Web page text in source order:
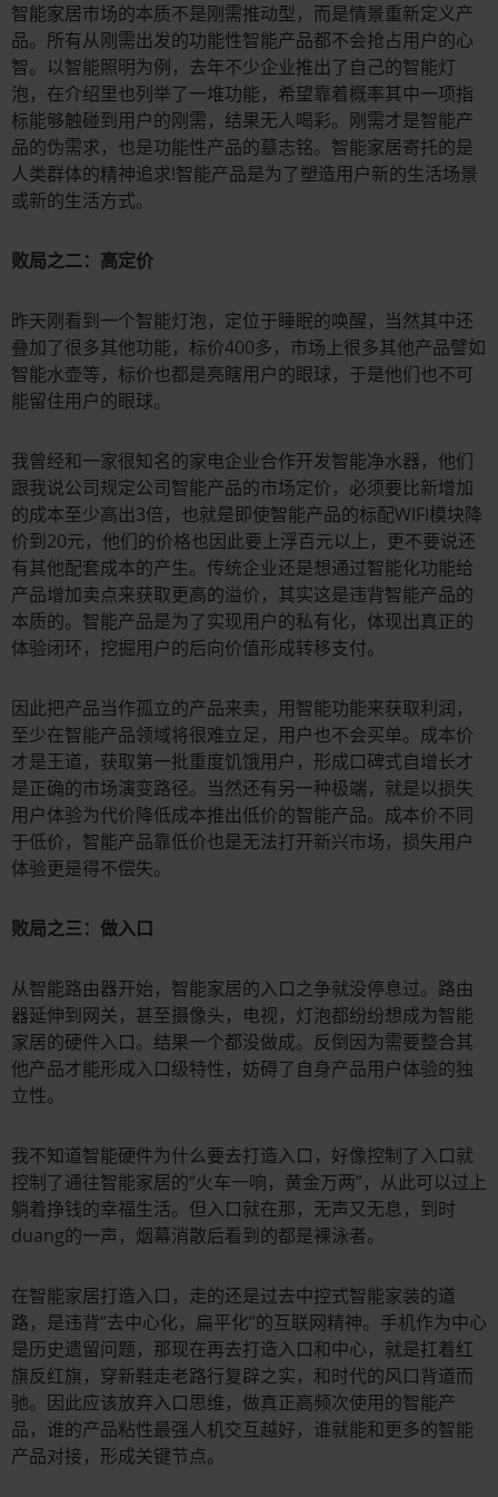
智能家居市场的本质不是刚需推动型，而是情景重新定义产
品。所有从刚需出发的功能性智能产品都不会抢占用户的心
智。以智能照明为例，去年不少企业推出了自己的智能灯
泡，在介绍里也列举了一堆功能，希望靠着概率其中一项指
标能够触碰到用户的刚需，结果无人喝彩。刚需才是智能产
品的伪需求，也是功能性产品的墓志铭。智能家居寄托的是
人类群体的精神追求!智能产品是为了塑造用户新的生活场景
或新的生活方式。
败局之二：高定价
昨天刚看到一个智能灯泡，定位于睡眠的唤醒，当然其中还
叠加了很多其他功能，标价400多，市场上很多其他产品譬如
智能水壶等，标价也都是亮瞎用户的眼球，于是他们也不可
能留住用户的眼球。
我曾经和一家很知名的家电企业合作开发智能净水器，他们
跟我说公司规定公司智能产品的市场定价，必须要比新增加
的成本至少高出3倍，也就是即使智能产品的标配WIFI模块降
价到20元，他们的价格也因此要上浮百元以上，更不要说还
有其他配套成本的产生。传统企业还是想通过智能化功能给
产品增加卖点来获取更高的溢价，其实这是违背智能产品的
本质的。智能产品是为了实现用户的私有化，体现出真正的
体验闭环，挖掘用户的后向价值形成转移支付。
因此把产品当作孤立的产品来卖，用智能功能来获取利润，
至少在智能产品领域将很难立足，用户也不会买单。成本价
才是王道，获取第一批重度饥饿用户，形成口碑式自增长才
是正确的市场演变路径。当然还有另一种极端，就是以损失
用户体验为代价降低成本推出低价的智能产品。成本价不同
于低价，智能产品靠低价也是无法打开新兴市场，损失用户
体验更是得不偿失。
败局之三：做入口
从智能路由器开始，智能家居的入口之争就没停息过。路由
器延伸到网关，甚至摄像头，电视，灯泡都纷纷想成为智能
家居的硬件入口。结果一个都没做成。反倒因为需要整合其
他产品才能形成入口级特性，妨碍了自身产品用户体验的独
立性。
我不知道智能硬件为什么要去打造入口，好像控制了入口就
控制了通往智能家居的“火车一响，黄金万两”，从此可以过上
躺着挣钱的幸福生活。但入口就在那，无声又无息，到时
duang的一声，烟幕消散后看到的都是裸泳者。
在智能家居打造入口，走的还是过去中控式智能家装的道
路，是违背“去中心化，扁平化”的互联网精神。手机作为中心
是历史遗留问题，那现在再去打造入口和中心，就是扛着红
旗反红旗，穿新鞋走老路行复辟之实，和时代的风口背道而
驰。因此应该放弃入口思维，做真正高频次使用的智能产
品，谁的产品粘性最强人机交互越好，谁就能和更多的智能
产品对接，形成关键节点。